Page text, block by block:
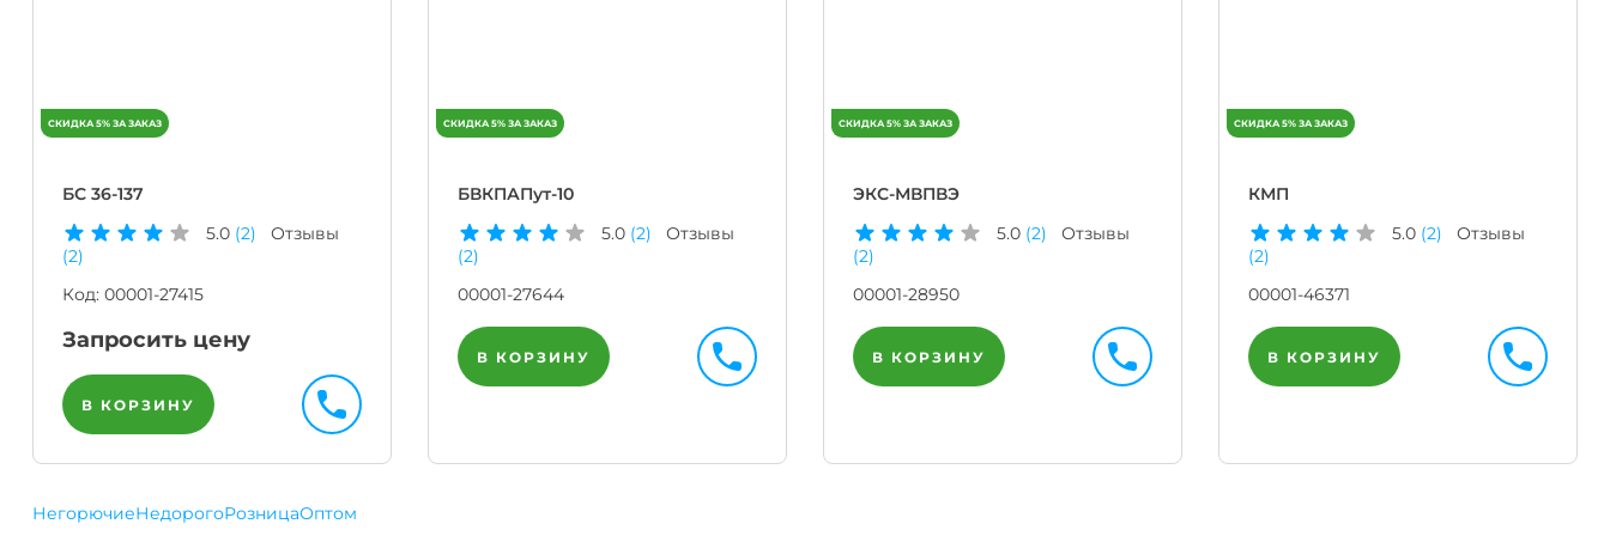
БС 36-137
5.0 (2)
Отзывы
(2)
Код: 00001-27415
Запросить цену
В КОРЗИНУ
БВКПАПут-10
5.0 (2)
Отзывы
(2)
00001-27644
В КОРЗИНУ
ЭКС-МВПВЭ
5.0 (2)
Отзывы
(2)
00001-28950
В КОРЗИНУ
КМП
5.0 (2)
Отзывы
(2)
00001-46371
В КОРЗИНУ
НегорючиеНедорогоРозницаОптом